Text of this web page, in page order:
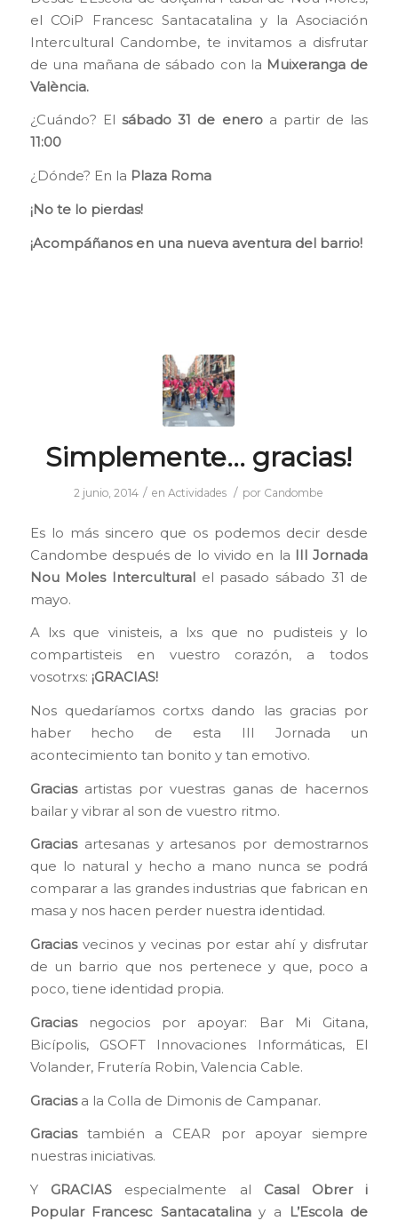
el COiP Francesc Santacatalina y la Asociación
Intercultural Candombe, te invitamos a disfrutar
de una mañana de sábado con la Muixeranga de
València.
¿Cuándo? El sábado 31 de eneroa partir de las
11:00
¿Dónde? En la Plaza Roma
¡No te lo pierdas!
¡Acompáñanos en una nueva aventura del barrio!
Simplemente… gracias!
2 junio, 2014 / enActividades / por Candombe
Es lo más sincero que os podemos decir desde
Candombe después de lo vivido en la III Jornada
Nou Moles Interculturalel pasado sábado 31 de
mayo.
A lxs que vinisteis, a lxs que no pudisteis y lo
compartisteis en vuestro corazón, a todos
vosotrxs: ¡GRACIAS!
Nos quedaríamos cortxs dando las gracias por
haber hecho de esta III Jornada un
acontecimiento tan bonito y tan emotivo.
Graciasartistas por vuestras ganas de hacernos
bailar y vibrar al son de vuestro ritmo.
Graciasartesanas y artesanos por demostrarnos
que lo natural y hecho a mano nunca se podrá
comparar a las grandes industrias que fabrican en
masa y nos hacen perder nuestra identidad.
Graciasvecinos y vecinas por estar ahí y disfrutar
de un barrio que nos pertenece y que, poco a
poco, tiene identidad propia.
Graciasnegocios por apoyar: Bar Mi Gitana,
Bicípolis, GSOFT Innovaciones Informáticas, El
Volander, Frutería Robin, Valencia Cable.
Graciasa la Colla de Dimonis de Campanar.
Graciastambién a CEAR por apoyar siempre
nuestras iniciativas.
Y GRACIASespecialmente al Casal Obrer i
Popular Francesc Santacatalinay a
L’Escola de